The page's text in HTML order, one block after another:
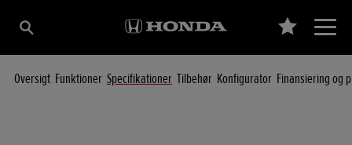
Oversigt Funktioner Specifikationer Tilbehør Konfigurator Finansiering og